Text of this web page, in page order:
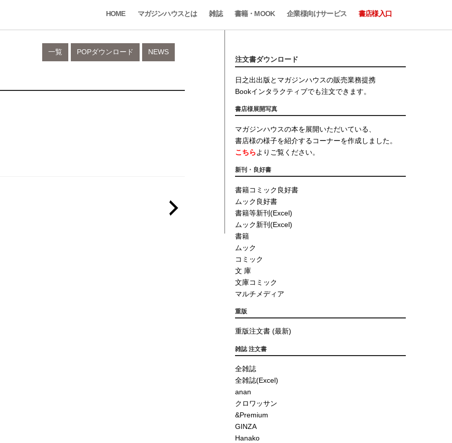
HOME マガジンハウスとは 雑誌 書籍・MOOK 企業様向けサービス 書店様入口
NEWS
POPダウンロード
一覧
注文書ダウンロード
日之出出版とマガジンハウスの販売業務提携
Bookインタラクティブでも注文できます。
書店様展開写真
マガジンハウスの本を展開いただいている、
書店様の様子を紹介するコーナーを作成しました。
こちらよりご覧ください。
新刊・良好書
書籍コミック良好書
ムック良好書
書籍等新刊(Excel)
ムック新刊(Excel)
書籍
ムック
コミック
文 庫
文庫コミック
マルチメディア
重版
重版注文書 (最新)
雑誌 注文書
全雑誌
全雑誌(Excel)
anan
クロワッサン
&Premium
GINZA
Hanako